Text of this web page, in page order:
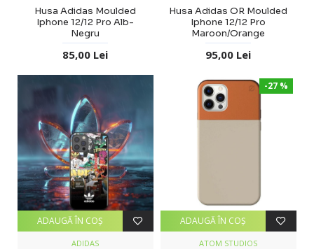
Husa Adidas Moulded
Iphone 12/12 Pro Alb-
Negru
85,00 Lei
Husa Adidas OR Moulded
Iphone 12/12 Pro
Maroon/Orange
95,00 Lei
ADIDAS
ADAUGĂ ÎN COŞ
-27 %
ATOM STUDIOS
ADAUGĂ ÎN COŞ